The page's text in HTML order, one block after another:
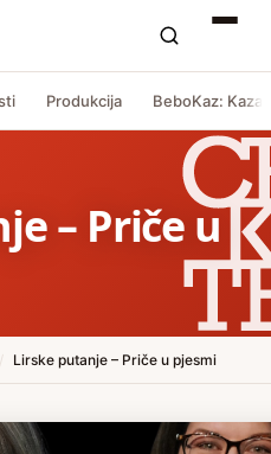
Produkcija BeboKaz:
– Priče u
Lirske putanje – Priče u pjesmi